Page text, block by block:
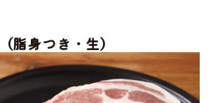
脂身つき・生）